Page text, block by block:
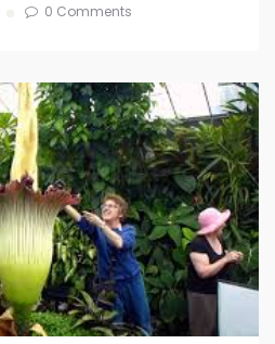
0 Comments